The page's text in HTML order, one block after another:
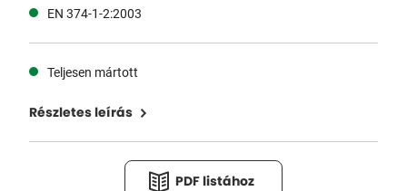
EN 374-1-2:2003
Teljesen mártott
Részletes leírás
PDF listához